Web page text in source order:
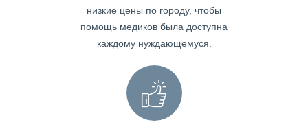
низкие цены по городу, чтобы
помощь медиков была доступна
каждому нуждающемуся.